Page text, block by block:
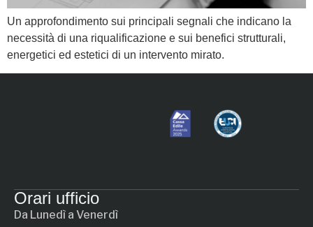
Un approfondimento sui principali segnali che indicano la
necessità di una riqualificazione e sui benefici strutturali,
energetici ed estetici di un intervento mirato.
Orari ufficio
Da Lunedì a Venerdì